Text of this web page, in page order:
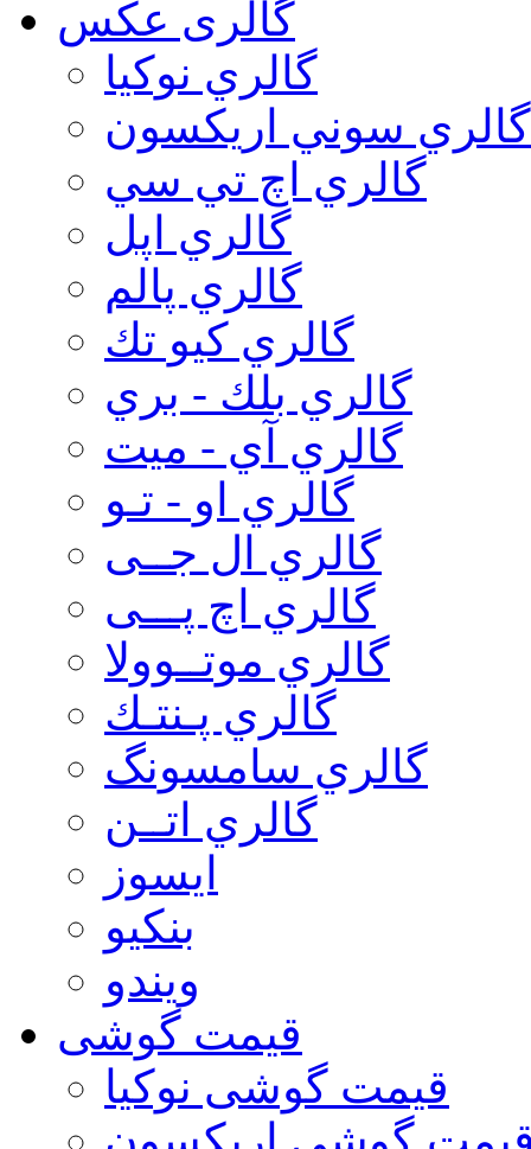
گالری عکس
گالري نوكيا
گالري سوني اريكسون
گالري اچ تي سي
گالري اپل
گالري پالم
گالري كيو تك
گالري بلك - بري
گالري آي - ميت
گالري او - تـو
گالري ال جــی
گالري اچ پـــی
گالري موتــوولا
گالري پـنتـك
گالري سامسونگ
گالري اتــن
ایسوز
بنکیو
ویندو
قیمت گوشی
قیمت گوشی نوكيا